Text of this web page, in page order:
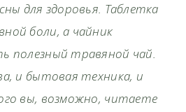
для здоровья. Таблетка
боли, а чайник
полезный травяной чай.
и бытовая техника, и
вы, возможно, читаете